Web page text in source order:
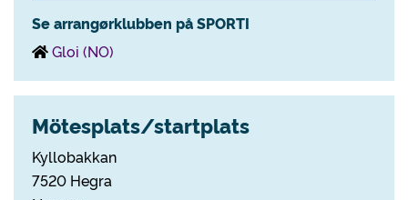
Se arrangørklubben på SPORTI
Gloi (NO)
Mötesplats/startplats
Kyllobakkan
7520 Hegra